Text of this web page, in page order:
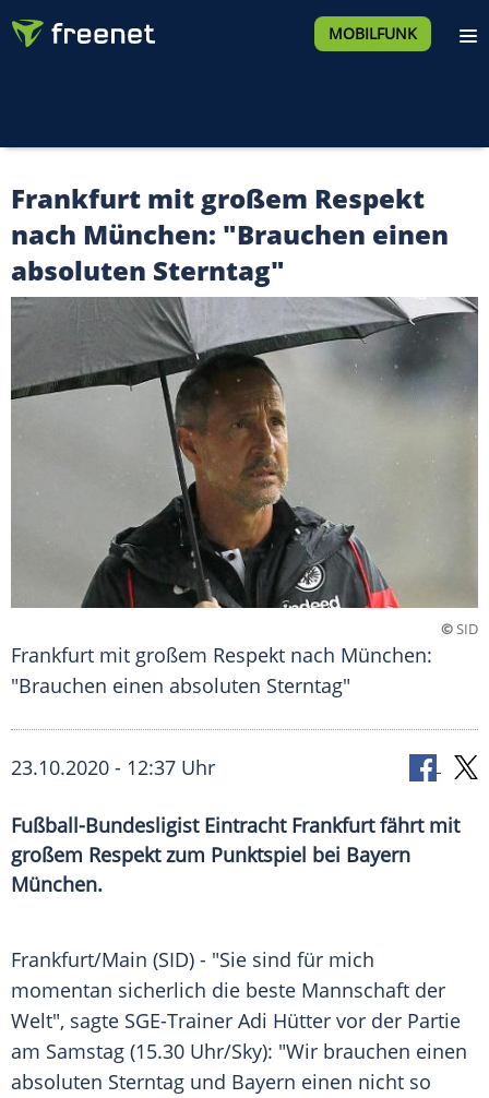
MOBILFUNK
Frankfurt mit großem Respekt
nach München: "Brauchen einen
absoluten Sterntag"
©SID
Frankfurt mit großem Respekt nach München:
"Brauchen einen absoluten Sterntag"
23.10.2020 - 12:37 Uhr
Fußball-Bundesligist Eintracht Frankfurt fährt mit
großem Respekt zum Punktspiel bei Bayern
München.
Frankfurt/Main (SID) - "Sie sind für mich
momentan sicherlich die beste Mannschaft der
Welt", sagte SGE-Trainer Adi Hütter vor der Partie
am Samstag (15.30 Uhr/Sky): "Wir brauchen einen
absoluten Sterntag und Bayern einen nicht so